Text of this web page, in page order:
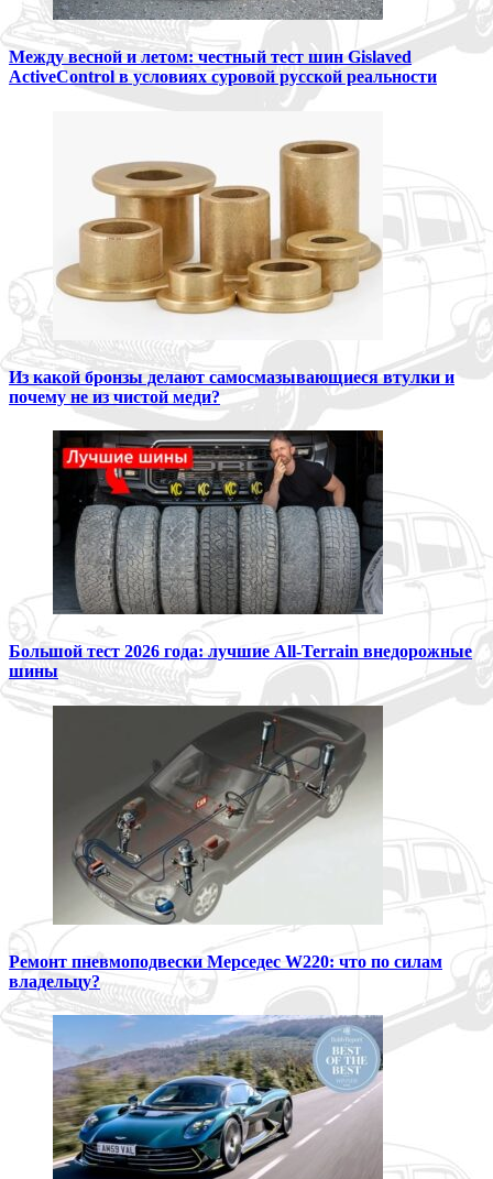
Между весной и летом: честный тест шин Gislaved
ActiveControl в условиях суровой русской реальности
Из какой бронзы делают самосмазывающиеся втулки и
почему не из чистой меди?
Большой тест 2026 года: лучшие All-Terrain внедорожные
шины
Ремонт пневмоподвески Мерседес W220: что по силам
владельцу?